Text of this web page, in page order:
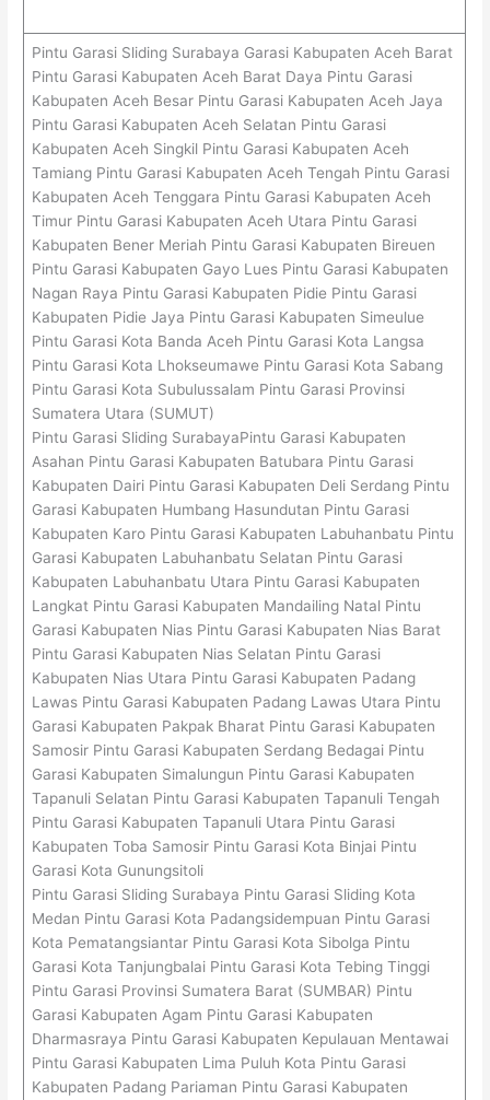
Pintu Garasi Sliding Surabaya Garasi Kabupaten Aceh Barat
Pintu Garasi Kabupaten Aceh Barat Daya Pintu Garasi
Kabupaten Aceh Besar Pintu Garasi Kabupaten Aceh Jaya
Pintu Garasi Kabupaten Aceh Selatan Pintu Garasi
Kabupaten Aceh Singkil Pintu Garasi Kabupaten Aceh
Tamiang Pintu Garasi Kabupaten Aceh Tengah Pintu Garasi
Kabupaten Aceh Tenggara Pintu Garasi Kabupaten Aceh
Timur Pintu Garasi Kabupaten Aceh Utara Pintu Garasi
Kabupaten Bener Meriah Pintu Garasi Kabupaten Bireuen
Pintu Garasi Kabupaten Gayo Lues Pintu Garasi Kabupaten
Nagan Raya Pintu Garasi Kabupaten Pidie Pintu Garasi
Kabupaten Pidie Jaya Pintu Garasi Kabupaten Simeulue
Pintu Garasi Kota Banda Aceh Pintu Garasi Kota Langsa
Pintu Garasi Kota Lhokseumawe Pintu Garasi Kota Sabang
Pintu Garasi Kota Subulussalam Pintu Garasi Provinsi
Sumatera Utara (SUMUT)
Pintu Garasi Sliding SurabayaPintu Garasi Kabupaten
Asahan Pintu Garasi Kabupaten Batubara Pintu Garasi
Kabupaten Dairi Pintu Garasi Kabupaten Deli Serdang Pintu
Garasi Kabupaten Humbang Hasundutan Pintu Garasi
Kabupaten Karo Pintu Garasi Kabupaten Labuhanbatu Pintu
Garasi Kabupaten Labuhanbatu Selatan Pintu Garasi
Kabupaten Labuhanbatu Utara Pintu Garasi Kabupaten
Langkat Pintu Garasi Kabupaten Mandailing Natal Pintu
Garasi Kabupaten Nias Pintu Garasi Kabupaten Nias Barat
Pintu Garasi Kabupaten Nias Selatan Pintu Garasi
Kabupaten Nias Utara Pintu Garasi Kabupaten Padang
Lawas Pintu Garasi Kabupaten Padang Lawas Utara Pintu
Garasi Kabupaten Pakpak Bharat Pintu Garasi Kabupaten
Samosir Pintu Garasi Kabupaten Serdang Bedagai Pintu
Garasi Kabupaten Simalungun Pintu Garasi Kabupaten
Tapanuli Selatan Pintu Garasi Kabupaten Tapanuli Tengah
Pintu Garasi Kabupaten Tapanuli Utara Pintu Garasi
Kabupaten Toba Samosir Pintu Garasi Kota Binjai Pintu
Garasi Kota Gunungsitoli
Pintu Garasi Sliding Surabaya Pintu Garasi Sliding Kota
Medan Pintu Garasi Kota Padangsidempuan Pintu Garasi
Kota Pematangsiantar Pintu Garasi Kota Sibolga Pintu
Garasi Kota Tanjungbalai Pintu Garasi Kota Tebing Tinggi
Pintu Garasi Provinsi Sumatera Barat (SUMBAR) Pintu
Garasi Kabupaten Agam Pintu Garasi Kabupaten
Dharmasraya Pintu Garasi Kabupaten Kepulauan Mentawai
Pintu Garasi Kabupaten Lima Puluh Kota Pintu Garasi
Kabupaten Padang Pariaman Pintu Garasi Kabupaten